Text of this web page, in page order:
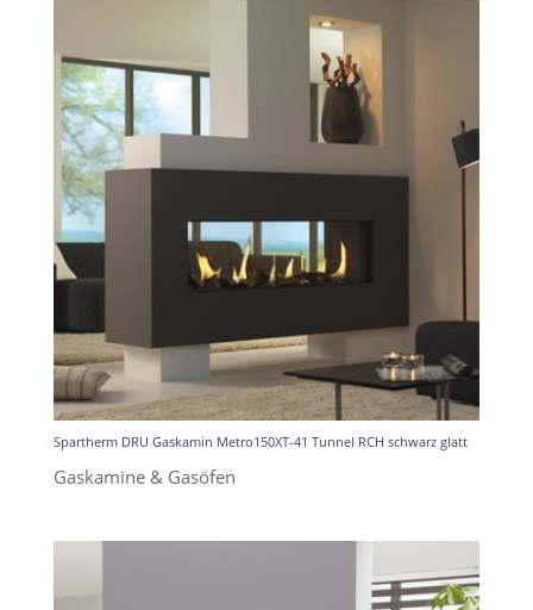
Spartherm DRU Gaskamin Metro150XT-41 Tunnel RCH schwarz glatt
Gaskamine & Gasöfen